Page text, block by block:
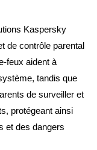
Kaspersky
de contrôle parental
feux aident à
tandis que
de surveiller et
protégeant ainsi
et des dangers